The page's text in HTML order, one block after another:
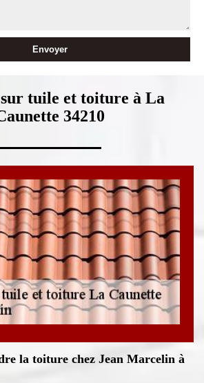
tuile et toiture à La
34210
la toiture chez Jean Marcelin à